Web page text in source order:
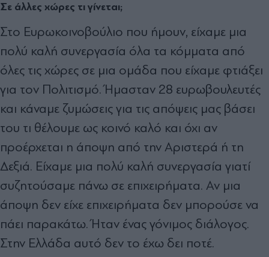
Σε άλλες χώρες τι γίνεται;
Στο Ευρωκοινοβούλιο που ήμουν, είχαμε μια
πολύ καλή συνεργασία όλα τα κόμματα από
όλες τις χώρες σε μια ομάδα που είχαμε φτιάξει
για τον Πολιτισμό. Ήμασταν 28 ευρωβουλευτές
και κάναμε ζυμώσεις για τις απόψεις μας βάσει
του τι θέλουμε ως κοινό καλό και όχι αν
προέρχεται η άποψη από την Αριστερά ή τη
Δεξιά. Είχαμε μια πολύ καλή συνεργασία γιατί
συζητούσαμε πάνω σε επιχειρήματα. Αν μια
άποψη δεν είχε επιχειρήματα δεν μπορούσε να
πάει παρακάτω. Ήταν ένας γόνιμος διάλογος.
Στην Ελλάδα αυτό δεν το έχω δει ποτέ.